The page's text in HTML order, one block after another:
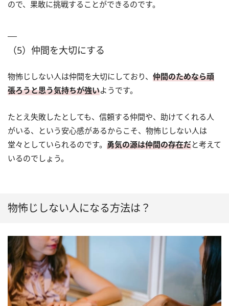
ので、果敢に挑戦することができるのです。
（5）仲間を大切にする
物怖じしない人は仲間を大切にしており、 仲間のためなら頑
張ろうと思う気持ちが強いようです。
たとえ失敗したとしても、信頼する仲間や、助けてくれる人
がいる、という安心感があるからこそ、物怖じしない人は
堂々としていられるのです。 勇気の源は仲間の存在だと考えて
いるのでしょう。
物怖じしない人になる方法は？